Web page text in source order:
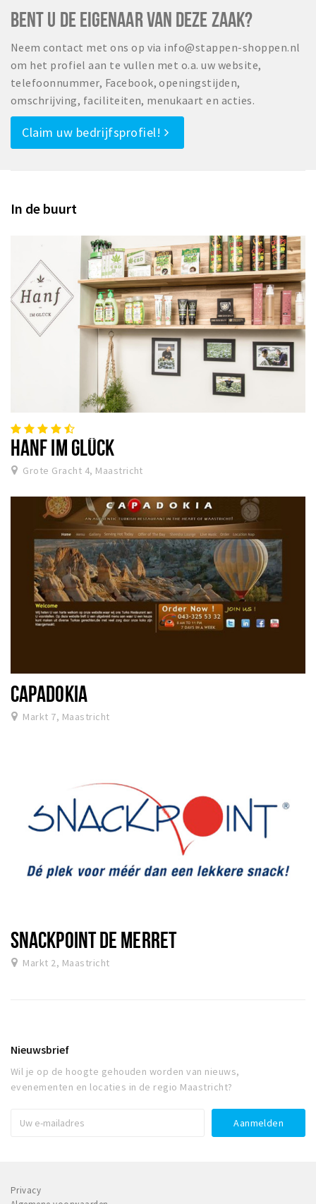
BENT U DE EIGENAAR VAN DEZE ZAAK?
Neem contact met ons op via info@stappen-shoppen.nl
om het profiel aan te vullen met o.a. uw website,
telefoonnummer, Facebook, openingstijden,
omschrijving, faciliteiten, menukaart en acties.
Claim uw bedrijfsprofiel!
In de buurt
HANF IM GLÜCK
Grote Gracht 4, Maastricht
CAPADOKIA
Markt 7, Maastricht
SNACKPOINT DE MERRET
Markt 2, Maastricht
Nieuwsbrief
Wil je op de hoogte gehouden worden van nieuws,
evenementen en locaties in de regio Maastricht?
Privacy